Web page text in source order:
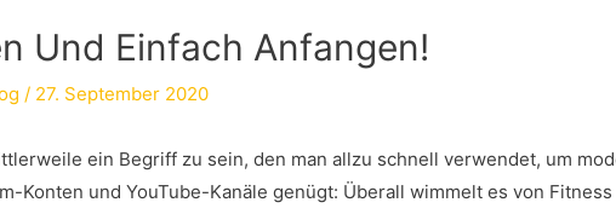
Und Einfach Anfangen!
/ 27. September 2020
ein Begriff zu sein, den man allzu schnell verwendet, um
Konten und YouTube-Kanäle genügt: Überall wimmelt es von Fitness